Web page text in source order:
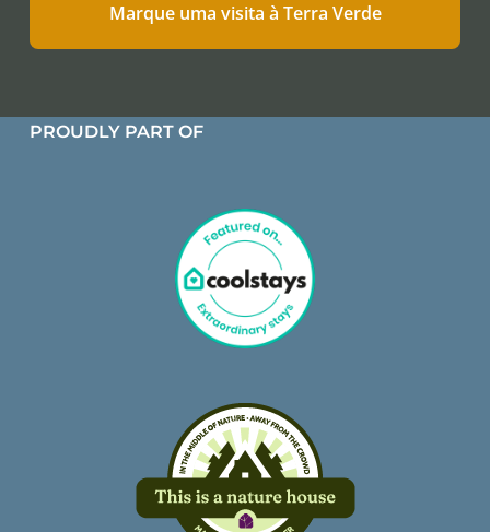
Marque uma visita à Terra Verde
PROUDLY PART OF